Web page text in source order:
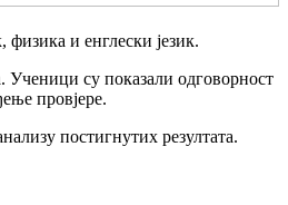
и енглески језик.
Ученици су показали одговорност
провјере.
постигнутих резултата.